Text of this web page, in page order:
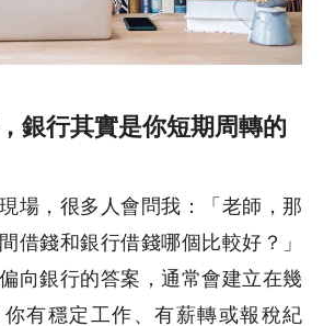
銀行其實是你短期周轉的
場，很多人會問我：「老師，那
借錢和銀行借錢哪個比較好？」
向銀行的答案，通常會建立在幾
有穩定工作、有薪轉或報稅紀